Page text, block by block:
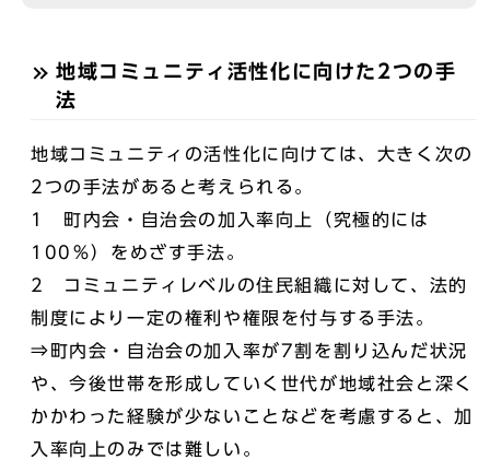
地域コミュニティ活性化に向けた2つの手
法
地域コミュニティの活性化に向けては、大きく次の
2つの手法があると考えられる。
1 町内会・自治会の加入率向上（究極的には
100％）をめざす手法。
2 コミュニティレベルの住民組織に対して、法的
制度により一定の権利や権限を付与する手法。
⇒町内会・自治会の加入率が7割を割り込んだ状況
や、今後世帯を形成していく世代が地域社会と深く
かかわった経験が少ないことなどを考慮すると、加
入率向上のみでは難しい。